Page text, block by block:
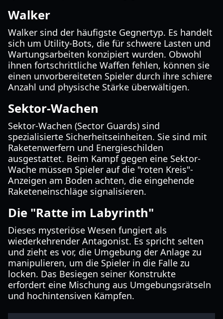
Walker
Walker sind der häufigste Gegnertyp. Es handelt
sich um Utility-Bots, die für schwere Lasten und
Wartungsarbeiten konzipiert wurden. Obwohl
ihnen fortschrittliche Waffen fehlen, können sie
einen unvorbereiteten Spieler durch ihre schiere
Anzahl und physische Stärke überwältigen.
Sektor-Wachen
Sektor-Wachen (Sector Guards) sind
spezialisierte Sicherheitseinheiten. Sie sind mit
Raketenwerfern und Energieschilden
ausgestattet. Beim Kampf gegen eine Sektor-
Wache müssen Spieler auf die "roten Kreis"-
Anzeigen am Boden achten, die eingehende
Raketeneinschläge signalisieren.
Die "Ratte im Labyrinth"
Dieses mysteriöse Wesen fungiert als
wiederkehrender Antagonist. Es spricht selten
und zieht es vor, die Umgebung der Anlage zu
manipulieren, um die Spieler in die Falle zu
locken. Das Besiegen seiner Konstrukte
erfordert eine Mischung aus Umgebungsrätseln
und hochintensiven Kämpfen.